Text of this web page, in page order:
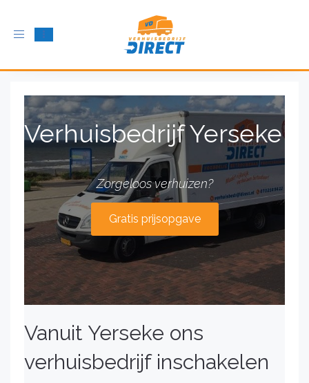
Schakel
Verhuisbedrijf Yerseke
Zorgeloos verhuizen?
Gratis prijsopgave
Vanuit Yerseke ons
verhuisbedrijf inschakelen